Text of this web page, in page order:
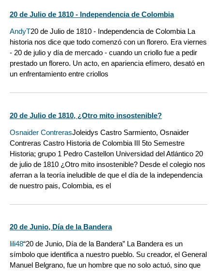
20 de Julio de 1810 - Independencia de Colombia
AndyT20 de Julio de 1810 - Independencia de Colombia La
historia nos dice que todo comenzó con un florero. Era viernes
- 20 de julio y día de mercado - cuando un criollo fue a pedir
prestado un florero. Un acto, en apariencia efímero, desató en
un enfrentamiento entre criollos
20 de Julio de 1810, ¿Otro mito insostenible?
Osnaider ContrerasJoleidys Castro Sarmiento, Osnaider
Contreras Castro Historia de Colombia III 5to Semestre
Historia; grupo 1 Pedro Castellon Universidad del Atlántico 20
de julio de 1810 ¿Otro mito insostenible? Desde el colegio nos
aferran a la teoría ineludible de que el día de la independencia
de nuestro pais, Colombia, es el
20 de Junio, Día de la Bandera
lili48“20 de Junio, Día de la Bandera” La Bandera es un
símbolo que identifica a nuestro pueblo. Su creador, el General
Manuel Belgrano, fue un hombre que no solo actuó, sino que